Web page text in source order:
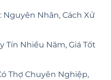
Nguyên Nhân, Cách Xử
Tín Nhiều Năm, Giá Tốt
Thợ Chuyên Nghiệp,